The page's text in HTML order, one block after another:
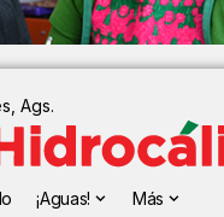
Ags.
¡Aguas! Más